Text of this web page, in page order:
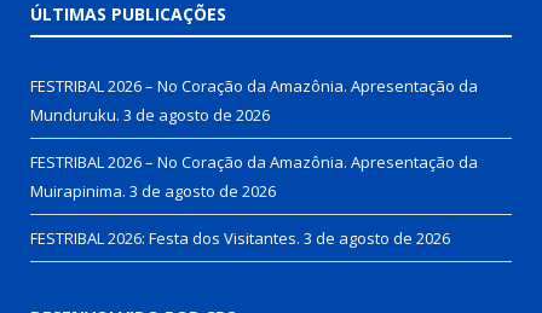
ÚLTIMAS PUBLICAÇÕES
FESTRIBAL 2026 – No Coração da Amazônia. Apresentação da
Munduruku. 3 de agosto de 2026
FESTRIBAL 2026 – No Coração da Amazônia. Apresentação da
Muirapinima. 3 de agosto de 2026
FESTRIBAL 2026: Festa dos Visitantes. 3 de agosto de 2026